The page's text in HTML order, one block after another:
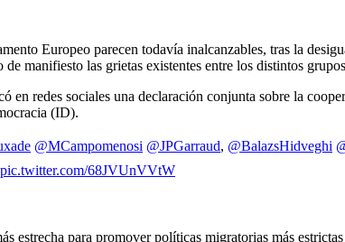
Europeo parecen todavía inalcanzables, tras la
manifiesto las grietas existentes entre los distintos
redes sociales una declaración conjunta sobre la
(ID).
@MCampomenosi @JPGarraud, @BalazsHidveghi
pic.twitter.com/68JVUnVVtW
estrecha para promover políticas migratorias más